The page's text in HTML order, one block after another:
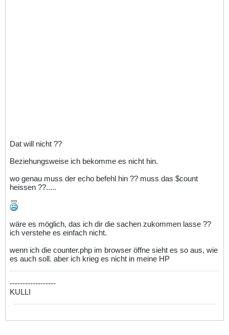
Dat will nicht ??
Beziehungsweise ich bekomme es nicht hin.
wo genau muss der echo befehl hin ?? muss das $count
heissen ??.....
wäre es möglich, das ich dir die sachen zukommen lasse ??
ich verstehe es einfach nicht.
wenn ich die counter.php im browser öffne sieht es so aus, wie
es auch soll. aber ich krieg es nicht in meine HP
------------------
KULLI